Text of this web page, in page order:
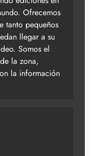
Ofrecemos
tanto pequeños
llegar a su
Somos el
la zona,
la información